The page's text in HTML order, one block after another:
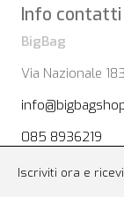
Info contatti
BigBag
Via Nazionale
085 8936219
Iscriviti ora e